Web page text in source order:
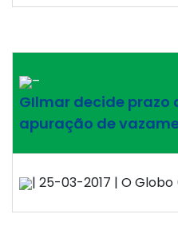
–
GIlmar decide prazo
apuração de
| 25-03-2017 | O Globo